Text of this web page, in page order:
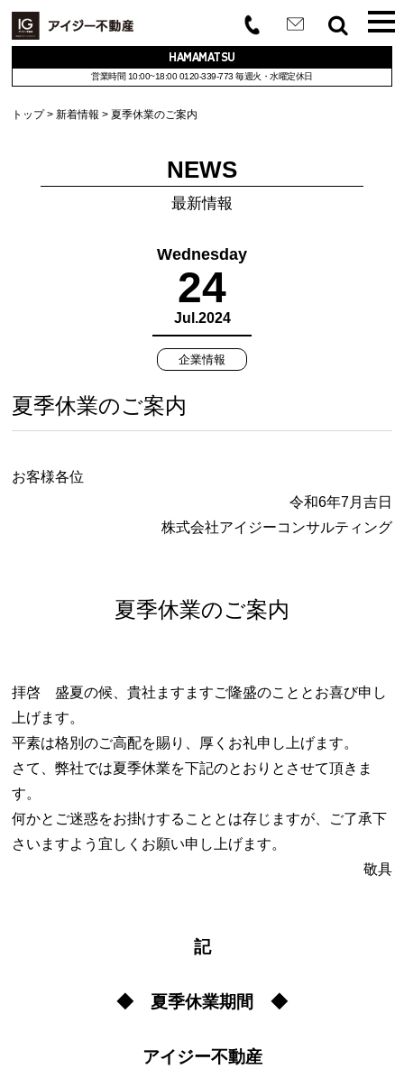
HAMAMATSU
営業時間 10:00~18:00 0120-339-773 毎週火・水曜定休日
トップ 新着情報 夏季休業のご案内
NEWS
最新情報
Wednesday
24
Jul.2024
企業情報
夏季休業のご案内
お客様各位
令和6年7月吉日
株式会社アイジーコンサルティング
夏季休業のご案内
拝啓 盛夏の候、貴社ますますご隆盛のこととお喜び申し
上げます。
平素は格別のご高配を賜り、厚くお礼申し上げます。
さて、弊社では夏季休業を下記のとおりとさせて頂きま
す。
何かとご迷惑をお掛けすることとは存じますが、ご了承下
さいますよう宜しくお願い申し上げます。
敬具
記
◆ 夏季休業期間 ◆
アイジー不動産